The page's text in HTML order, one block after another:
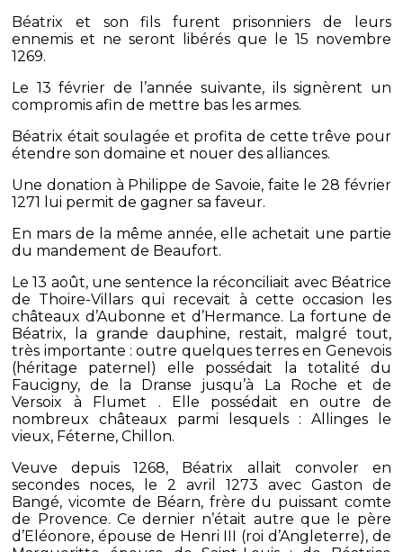
Béatrix et son fils furent prisonniers de leurs
ennemis et ne seront libérés que le 15 novembre
1269.
Le 13 février de l’année suivante, ils signèrent un
compromis afin de mettre bas les armes.
Béatrix était soulagée et profita de cette trêve pour
étendre son domaine et nouer des alliances.
Une donation à Philippe de Savoie, faite le 28 février
1271 lui permit de gagner sa faveur.
En mars de la même année, elle achetait une partie
du mandement de Beaufort.
Le 13 août, une sentence la réconciliait avec Béatrice
de Thoire-Villars qui recevait à cette occasion les
châteaux d’Aubonne et d’Hermance. La fortune de
Béatrix, la grande dauphine, restait, malgré tout,
très importante : outre quelques terres en Genevois
(héritage paternel) elle possédait la totalité du
Faucigny, de la Dranse jusqu’à La Roche et de
Versoix à Flumet . Elle possédait en outre de
nombreux châteaux parmi lesquels : Allinges le
vieux, Féterne, Chillon.
Veuve depuis 1268, Béatrix allait convoler en
secondes noces, le 2 avril 1273 avec Gaston de
Bangé, vicomte de Béarn, frère du puissant comte
de Provence. Ce dernier n’était autre que le père
d’Eléonore, épouse de Henri III (roi d’Angleterre), de